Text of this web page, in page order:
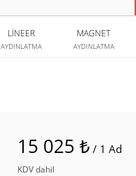
MAGNET
AYDINLATMA
LINEER
AYDINLATMA
15 025 ₺ / 1 Ad
KDV dahil